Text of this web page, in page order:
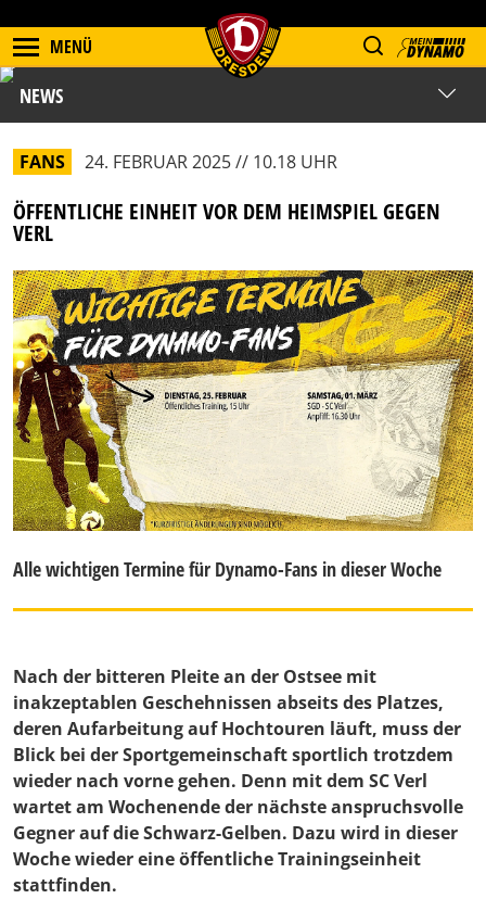
MENÜ
NEWS
FANS 24. FEBRUAR 2025 // 10.18 UHR
ÖFFENTLICHE EINHEIT VOR DEM HEIMSPIEL GEGEN
VERL
Alle wichtigen Termine für Dynamo-Fans in dieser Woche
Nach der bitteren Pleite an der Ostsee mit
inakzeptablen Geschehnissen abseits des Platzes,
deren Aufarbeitung auf Hochtouren läuft, muss der
Blick bei der Sportgemeinschaft sportlich trotzdem
wieder nach vorne gehen. Denn mit dem SC Verl
wartet am Wochenende der nächste anspruchsvolle
Gegner auf die Schwarz-Gelben. Dazu wird in dieser
Woche wieder eine öffentliche Trainingseinheit
stattfinden.